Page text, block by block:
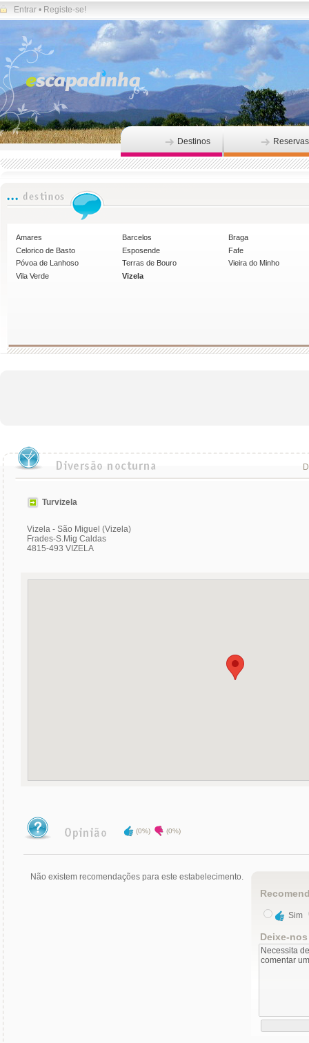
Entrar • Registe-se!
Destinos Reservas
Amares Barcelos
Braga
Celorico de Basto
Esposende
Fafe
Póvoa de Lanhoso
Terras de Bouro
Vieira do Minho
Vila Verde
Vizela
Turvizela
Vizela - São Miguel (Vizela)
Frades-S.Mig Caldas
4815-493 VIZELA
(0%) (0%)
Não existem recomendações para este estabelecimento.
Sim
Deixe-